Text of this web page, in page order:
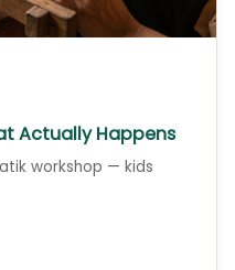
Actually Happens
workshop — kids